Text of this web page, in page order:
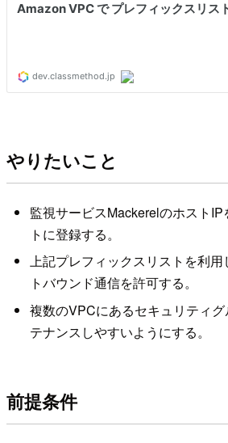
やりたいこと
監視サービスMackerelのホスト
トに登録する。
上記プレフィックスリストを利
トバウンド通信を許可する。
複数のVPCにあるセキュリティ
テナンスしやすいようにする。
前提条件